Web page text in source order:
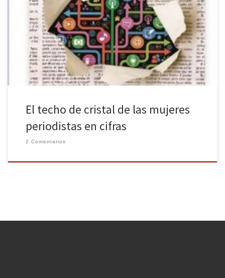
la Asociación de la Prensa de Madrid, el número de mujeres que
se dedican al periodismo ha aumentado, pero siguen estando
mal representadas en los altos cargos entre los puestos de
directores o directores de informativos. Asimismo, de los 10.560
El techo de cristal de las mujeres
periodistas en cifras
2 Comentarios